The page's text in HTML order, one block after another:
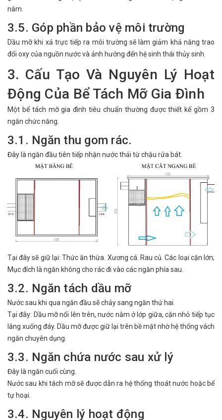
năm.
3.5. Góp phần bảo vệ môi trường
Dầu mỡ khi xả trực tiếp ra môi trường sẽ làm giảm khả năng trao
đổi oxy của nguồn nước và ảnh hưởng đến hệ sinh thái thủy sinh.
3. Cấu Tạo Và Nguyên Lý Hoạt
Động Của Bể Tách Mỡ Gia Đình
Một bể tách mỡ gia đình tiêu chuẩn thường được thiết kế gồm 3
ngăn chức năng.
3.1. Ngăn thu gom rác.
Đây là ngăn đầu tiên tiếp nhận nước thải từ chậu rửa bát.
Tại đây sẽ giữ lại: Thức ăn thừa. Xương cá. Rau củ. Các loại cặn lớn;
Mục đích là ngăn không cho rác đi vào các ngăn phía sau.
3.2. Ngăn tách dầu mỡ
Nước sau khi qua ngăn đầu sẽ chảy sang ngăn thứ hai.
Tại đây: Dầu mỡ nổi lên trên, nước nằm ở lớp giữa, cặn nhỏ tiếp tục
lắng xuống đáy. Dầu mỡ được giữ lại trên bề mặt nhờ hệ thống vách
ngăn chuyên dụng.
3.3. Ngăn chứa nước sau xử lý
Đây là ngăn cuối cùng.
Nước sau khi tách mỡ sẽ được dẫn ra hệ thống thoát nước hoặc bể
tự hoại.
3.4. Nguyên lý hoạt động